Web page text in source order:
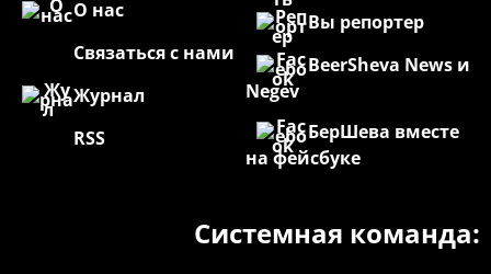
Вы репортер
BeerSheva News и
Negev
БерШева вместе
на фейсбуке
О нас
Связаться с нами
Журнал
RSS
Системная команда: